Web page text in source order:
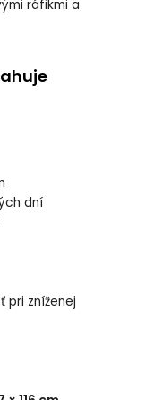
ráfikmi a
dní
pri zníženej